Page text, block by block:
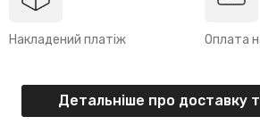
Накладений платіж Оплата
Детальніше про доставку